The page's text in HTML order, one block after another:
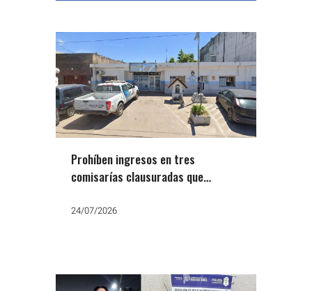
Prohíben ingresos en tres
comisarías clausuradas que
inhumanas
24/07/2026